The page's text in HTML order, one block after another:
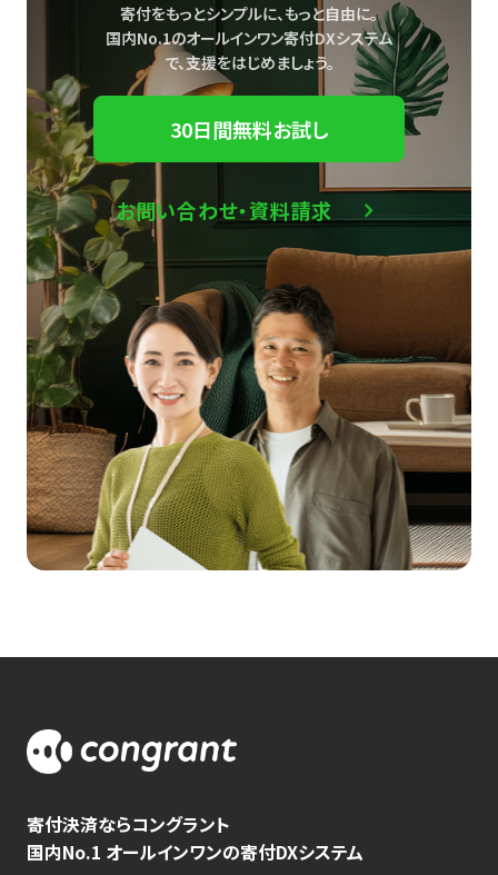
寄付をもっとシンプルに、もっと自由に。
国内No.1のオールインワン寄付DXシステム
で、支援をはじめましょう。
30日間無料お試し
お問い合わせ・資料請求
寄付決済ならコングラント
国内No.1 オールインワンの寄付DXシステム